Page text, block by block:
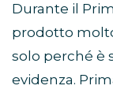
Durante il
prodotto
solo perché è
evidenza.